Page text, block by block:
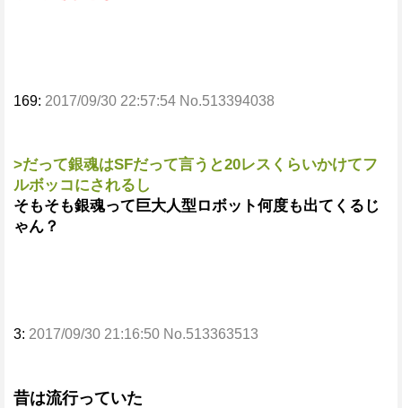
169: 2017/09/30 22:57:54 No.513394038
>だって銀魂はSFだって言うと20レスくらいかけてフ
ルボッコにされるし
そもそも銀魂って巨大人型ロボット何度も出てくるじ
ゃん？
3: 2017/09/30 21:16:50 No.513363513
昔は流行っていた